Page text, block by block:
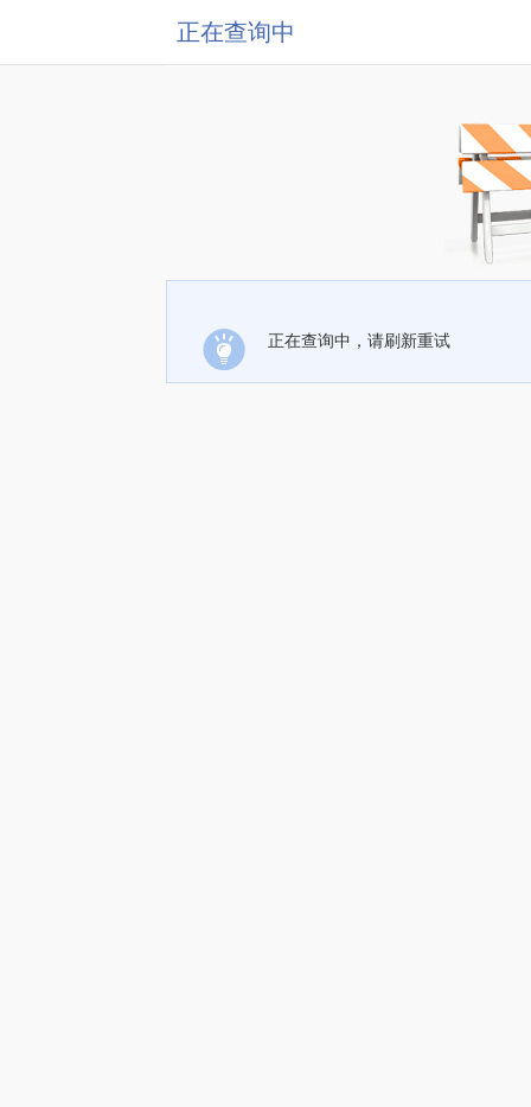
正在查询中
正在查询中，请刷新重试